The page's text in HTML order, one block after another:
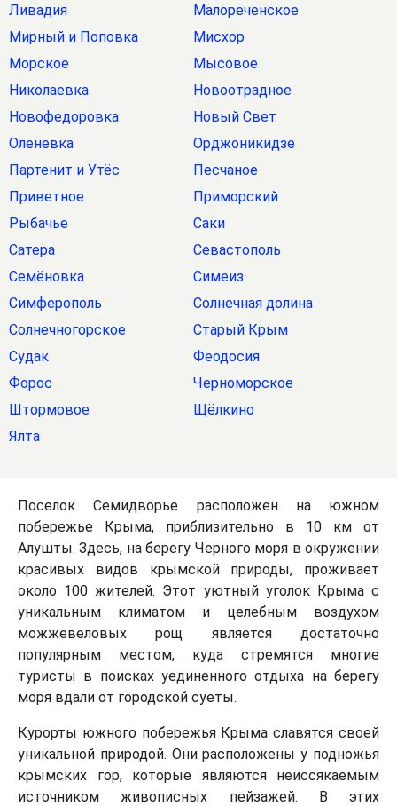
Ливадия
Малореченское
Мирный и Поповка
Мисхор
Морское
Мысовое
Николаевка
Новоотрадное
Новофедоровка
Новый Свет
Оленевка
Орджоникидзе
Партенит и Утёс
Песчаное
Приветное
Приморский
Рыбачье
Саки
Сатера
Севастополь
Семёновка
Симеиз
Симферополь
Солнечная долина
Солнечногорское
Старый Крым
Судак
Феодосия
Форос
Черноморское
Штормовое
Щёлкино
Ялта
Поселок Семидворье расположен на южном
побережье Крыма, приблизительно в 10 км от
Алушты. Здесь, на берегу Черного моря в окружении
красивых видов крымской природы, проживает
около 100 жителей. Этот уютный уголок Крыма с
уникальным климатом и целебным воздухом
можжевеловых рощ является достаточно
популярным местом, куда стремятся многие
туристы в поисках уединенного отдыха на берегу
моря вдали от городской суеты.
Курорты южного побережья Крыма славятся своей
уникальной природой. Они расположены у подножья
крымских гор, которые являются неиссякаемым
источником живописных пейзажей. В этих